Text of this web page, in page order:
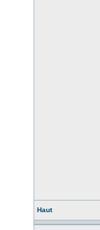
Haut